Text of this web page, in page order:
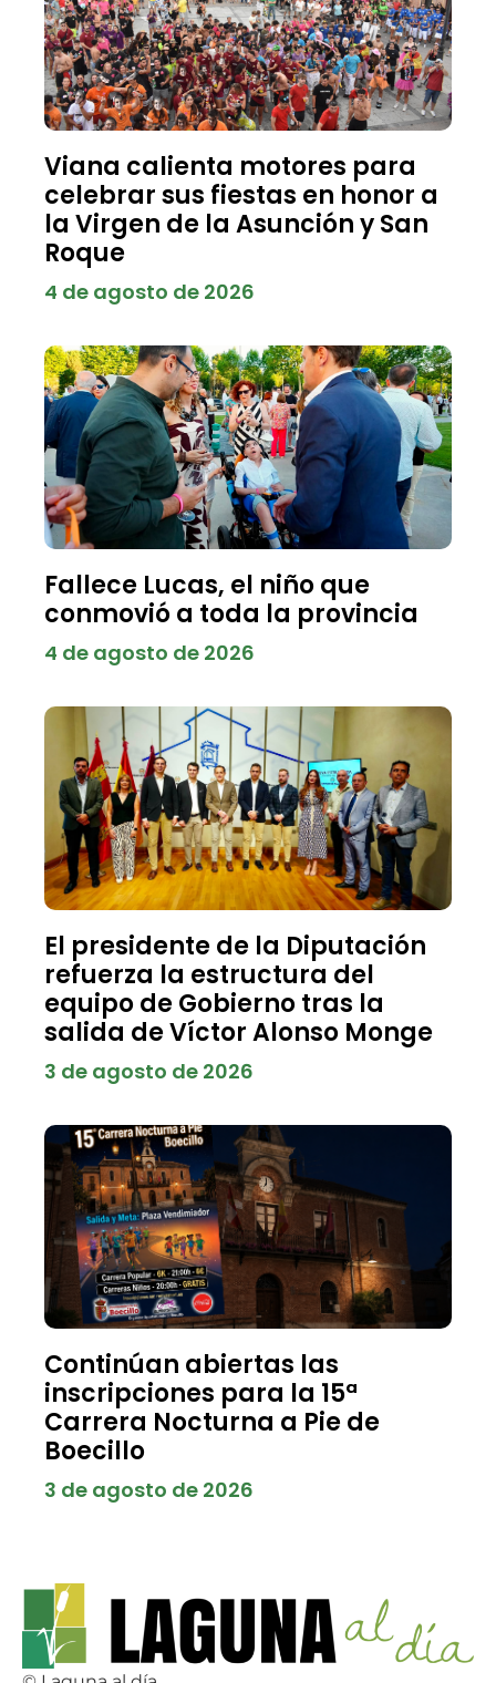
Viana calienta motores para
celebrar sus fiestas en honor a
la Virgen de la Asunción y San
Roque
4 de agosto de 2026
Fallece Lucas, el niño que
conmovió a toda la provincia
4 de agosto de 2026
El presidente de la Diputación
refuerza la estructura del
equipo de Gobierno tras la
salida de Víctor Alonso Monge
3 de agosto de 2026
Continúan abiertas las
inscripciones para la 15ª
Carrera Nocturna a Pie de
Boecillo
3 de agosto de 2026